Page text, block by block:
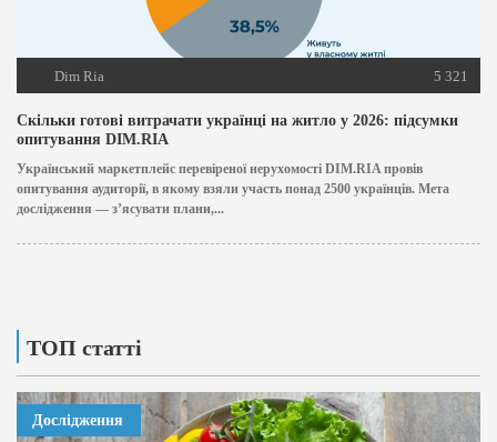
Dim Ria 5 321
Скільки готові витрачати українці на житло у 2026: підсумки
опитування DIM.RIA
Український маркетплейс перевіреної нерухомості DIM.RIA провів
опитування аудиторії, в якому взяли участь понад 2500 українців. Мета
дослідження — з’ясувати плани,...
ТОП статті
Дослідження